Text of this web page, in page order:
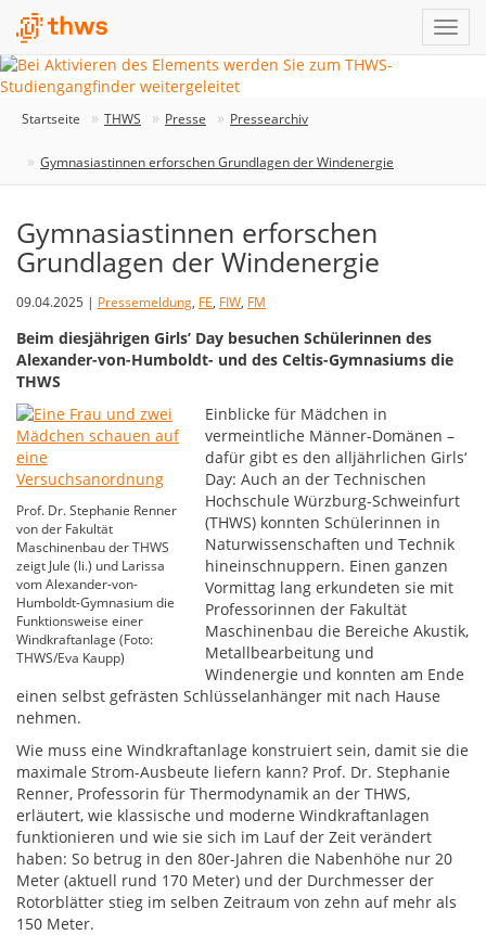
Startseite THWS Presse Pressearchiv
Gymnasiastinnen erforschen Grundlagen der Windenergie
Gymnasiastinnen erforschen
Grundlagen der Windenergie
09.04.2025 | Pressemeldung, FE, FIW, FM
Beim diesjährigen Girls’ Day besuchen Schülerinnen des
Alexander-von-Humboldt- und des Celtis-Gymnasiums die
THWS
Prof. Dr. Stephanie Renner
von der Fakultät
Maschinenbau der THWS
zeigt Jule (li.) und Larissa
vom Alexander-von-
Humboldt-Gymnasium die
Funktionsweise einer
Windkraftanlage (Foto:
THWS/Eva Kaupp)
Einblicke für Mädchen in
vermeintliche Männer-Domänen –
dafür gibt es den alljährlichen Girls‘
Day: Auch an der Technischen
Hochschule Würzburg-Schweinfurt
(THWS) konnten Schülerinnen in
Naturwissenschaften und Technik
hineinschnuppern. Einen ganzen
Vormittag lang erkundeten sie mit
Professorinnen der Fakultät
Maschinenbau die Bereiche Akustik,
Metallbearbeitung und
Windenergie und konnten am Ende
einen selbst gefrästen Schlüsselanhänger mit nach Hause
nehmen.
Wie muss eine Windkraftanlage konstruiert sein, damit sie die
maximale Strom-Ausbeute liefern kann? Prof. Dr. Stephanie
Renner, Professorin für Thermodynamik an der THWS,
erläutert, wie klassische und moderne Windkraftanlagen
funktionieren und wie sie sich im Lauf der Zeit verändert
haben: So betrug in den 80er-Jahren die Nabenhöhe nur 20
Meter (aktuell rund 170 Meter) und der Durchmesser der
Rotorblätter stieg im selben Zeitraum von zehn auf mehr als
150 Meter.